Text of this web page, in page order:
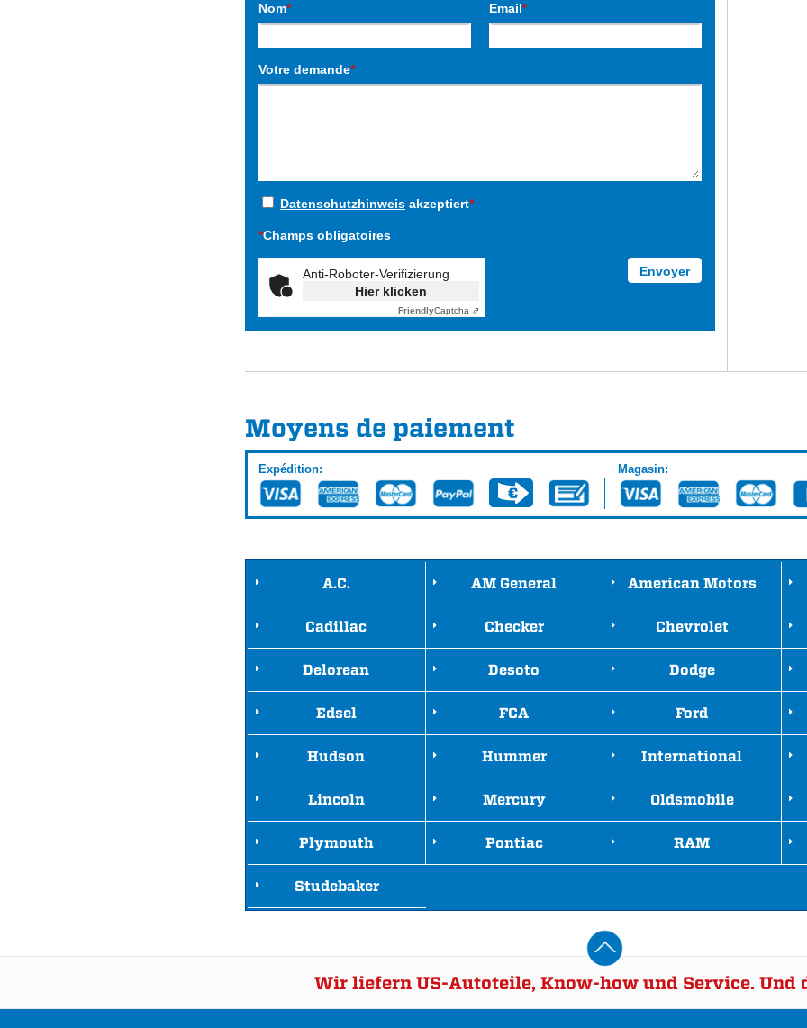
Nom* Email*
Votre demande*
Datenschutzhinweis akzeptiert*
*Champs obligatoires
Anti-Roboter-Verifizierung
Hier klicken
FriendlyCaptcha ⇗
Moyens de paiement
Expédition: Magasin:
A.C. AM General American Motors
Cadillac Checker Chevrolet
Delorean Desoto Dodge
Edsel FCA Ford
Hudson Hummer International
Lincoln Mercury Oldsmobile
Plymouth Pontiac RAM
Studebaker
Wir liefern US-Autoteile, Know-how und Service. Und